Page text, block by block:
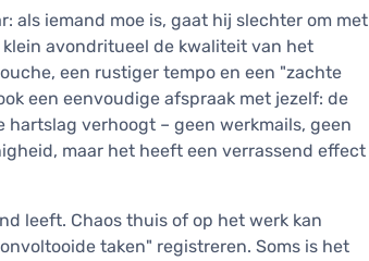
als iemand moe is, gaat hij slechter om met
avondritueel de kwaliteit van het
een rustiger tempo en een "zachte
een eenvoudige afspraak met jezelf: de
verhoogt – geen werkmails, geen
maar het heeft een verrassend effect
leeft. Chaos thuis of op het werk kan
taken" registreren. Soms is het